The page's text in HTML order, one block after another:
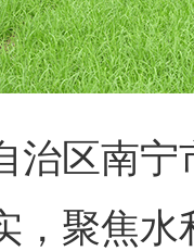
区南宁
，聚焦